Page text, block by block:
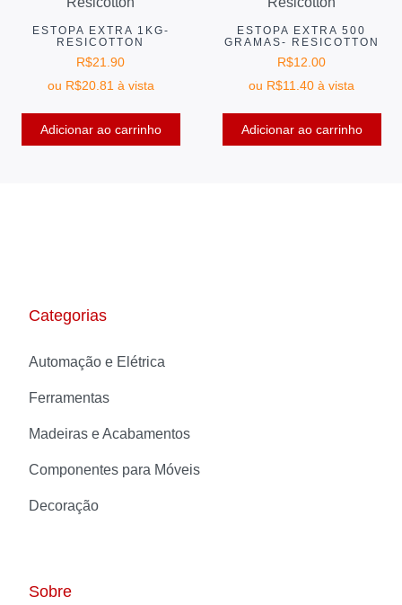
ESTOPA EXTRA 1KG-
RESICOTTON
R$21.90
ou R$20.81 à vista
Adicionar ao carrinho
ESTOPA EXTRA 500
GRAMAS- RESICOTTON
R$12.00
ou R$11.40 à vista
Adicionar ao carrinho
Categorias
Automação e Elétrica
Ferramentas
Madeiras e Acabamentos
Componentes para Móveis
Decoração
Sobre